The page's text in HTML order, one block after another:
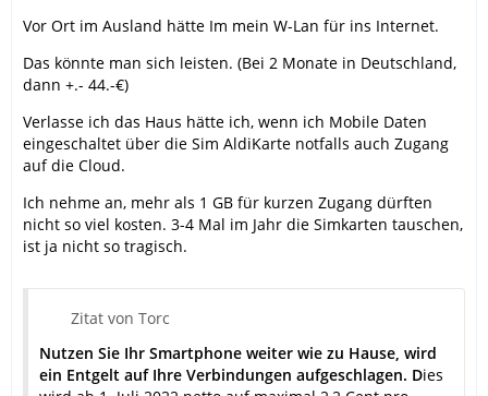
Vor Ort im Ausland hätte Im mein W-Lan für ins Internet.
Das könnte man sich leisten. (Bei 2 Monate in Deutschland,
dann +.- 44.-€)
Verlasse ich das Haus hätte ich, wenn ich Mobile Daten
eingeschaltet über die Sim AldiKarte notfalls auch Zugang
auf die Cloud.
Ich nehme an, mehr als 1 GB für kurzen Zugang dürften
nicht so viel kosten. 3-4 Mal im Jahr die Simkarten tauschen,
ist ja nicht so tragisch.
Zitat von Torc
Nutzen Sie Ihr Smartphone weiter wie zu Hause, wird
ein Entgelt auf Ihre Verbindungen aufgeschlagen. Dies